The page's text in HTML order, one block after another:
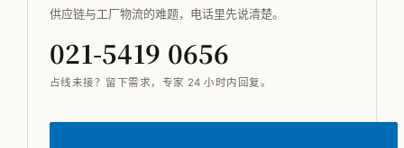
供应链与工厂物流的难题，电话里先说清楚。
021-5419 0656
占线未接？留下需求，专家 24 小时内回复。